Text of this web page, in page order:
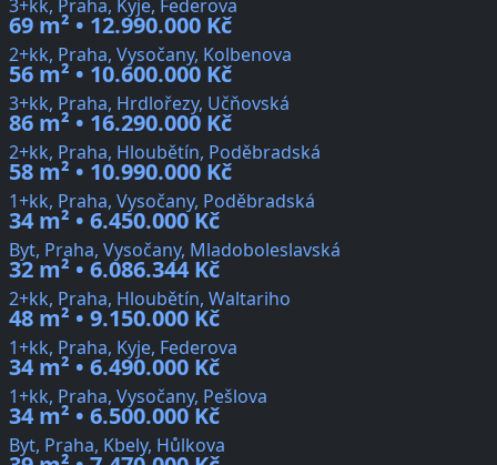
3+kk, Praha, Kyje, Federova
69 m² • 12.990.000 Kč
2+kk, Praha, Vysočany, Kolbenova
56 m² • 10.600.000 Kč
3+kk, Praha, Hrdlořezy, Učňovská
86 m² • 16.290.000 Kč
2+kk, Praha, Hloubětín, Poděbradská
58 m² • 10.990.000 Kč
1+kk, Praha, Vysočany, Poděbradská
34 m² • 6.450.000 Kč
Byt, Praha, Vysočany, Mladoboleslavská
32 m² • 6.086.344 Kč
2+kk, Praha, Hloubětín, Waltariho
48 m² • 9.150.000 Kč
1+kk, Praha, Kyje, Federova
34 m² • 6.490.000 Kč
1+kk, Praha, Vysočany, Pešlova
34 m² • 6.500.000 Kč
Byt, Praha, Kbely, Hůlkova